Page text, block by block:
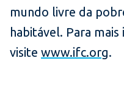
mundo livre da
habitável. Para
visite www.ifc.org.